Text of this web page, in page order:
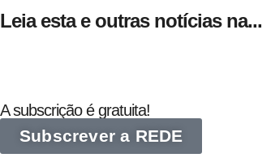
Leia esta e outras notícias na...
A subscrição é gratuita!
Subscrever a REDE